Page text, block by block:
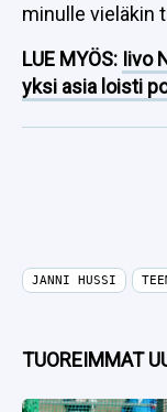
minulle vieläkin
LUE MYÖS: Iivo
yksi asia loisti
JANNI HUSSI
TUOREIMMAT